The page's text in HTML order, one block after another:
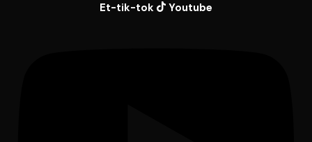
Et-tik-tok Youtube